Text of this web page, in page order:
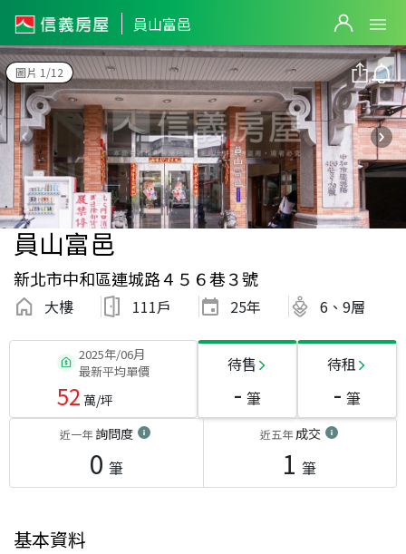
員山富邑
圖片 1/12
員山富邑
新北市中和區連城路４５６巷３號
大樓 111戶 25年 6、9層
2025年/06月
最新平均單價
52 萬/坪
待售
- 筆
待租
- 筆
近一年詢問度
0 筆
近五年成交
1 筆
基本資料